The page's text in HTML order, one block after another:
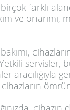
farklı
ve onarımı,
servisler,
aracılığıyla